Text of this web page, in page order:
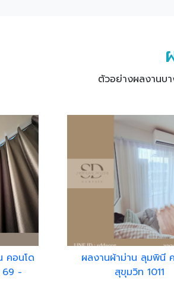
ตัวอย่างผลงานบ
คอนโด
69 -
ผลงานผ้าม่าน ลุมพินี
สุขุมวิท 1011